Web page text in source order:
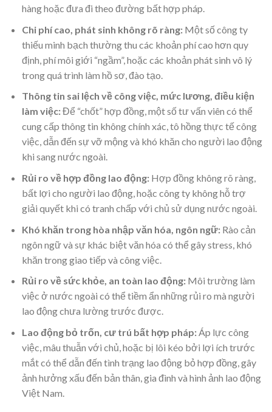
hàng hoặc đưa đi theo đường bất hợp pháp.
Chi phí cao, phát sinh không rõ ràng:Một số công ty
thiếu minh bạch thường thu các khoản phí cao hơn quy
định, phí môi giới “ngầm”, hoặc các khoản phát sinh vô lý
trong quá trình làm hồ sơ, đào tạo.
Thông tin sai lệch về công việc, mức lương, điều kiện
làm việc:Để “chốt” hợp đồng, một số tư vấn viên có thể
cung cấp thông tin không chính xác, tô hồng thực tế công
việc, dẫn đến sự vỡ mộng và khó khăn cho người lao động
khi sang nước ngoài.
Rủi ro về hợp đồng lao động:Hợp đồng không rõ ràng,
bất lợi cho người lao động, hoặc công ty không hỗ trợ
giải quyết khi có tranh chấp với chủ sử dụng nước ngoài.
Khó khăn trong hòa nhập văn hóa, ngôn ngữ:Rào cản
ngôn ngữ và sự khác biệt văn hóa có thể gây stress, khó
khăn trong giao tiếp và công việc.
Rủi ro về sức khỏe, an toàn lao động:Môi trường làm
việc ở nước ngoài có thể tiềm ẩn những rủi ro mà người
lao động chưa lường trước được.
Lao động bỏ trốn, cư trú bất hợp pháp:Áp lực công
việc, mâu thuẫn với chủ, hoặc bị lôi kéo bởi lợi ích trước
mắt có thể dẫn đến tình trạng lao động bỏ hợp đồng, gây
ảnh hưởng xấu đến bản thân, gia đình và hình ảnh lao động
Việt Nam.